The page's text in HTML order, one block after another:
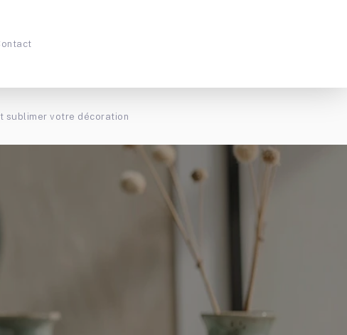
sublimer votre décoration